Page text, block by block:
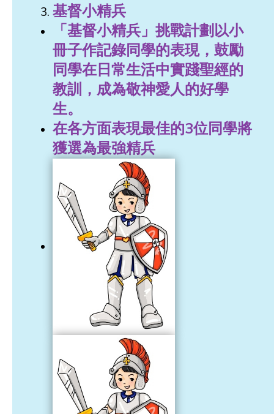
基督小精兵
「基督小精兵」挑戰計劃以小
冊子作記錄同學的表現，鼓勵
同學在日常生活中實踐聖經的
教訓，成為敬神愛人的好學
生。
在各方面表現最佳的3位同學將
獲選為最強精兵